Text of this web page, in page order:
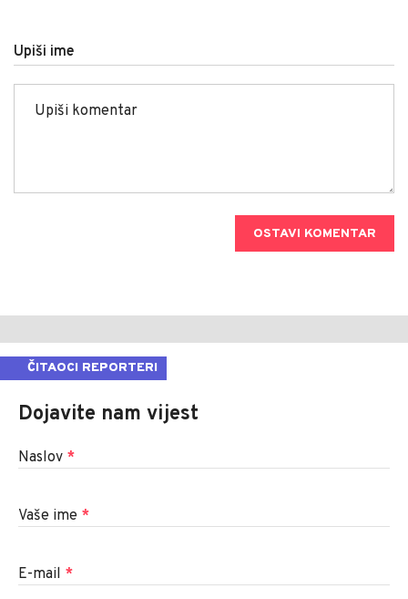
Upiši ime
OSTAVI KOMENTAR
ČITAOCI REPORTERI
Dojavite nam vijest
Naslov *
Vaše ime *
E-mail *